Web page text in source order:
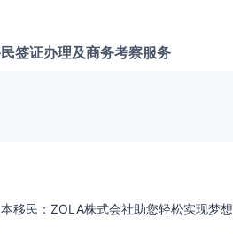
签证办理及商务考察服务
移民：ZOLA株式会社助您轻松实现梦想